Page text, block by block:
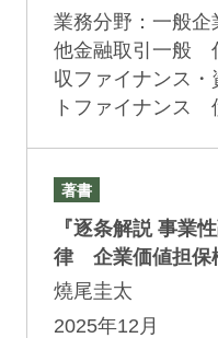
業務分野：一般
他金融取引一般
収ファイナンス
トファイナンス
著書
『逐条解説 事業
律 企業価値担保
燒尾圭太
2025年12月